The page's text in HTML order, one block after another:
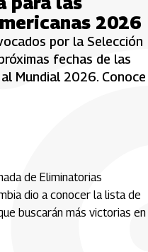
2026
por la Selección
fechas de las
Mundial 2026. Conoce
de Eliminatorias
dio a conocer la lista de
buscarán más victorias en